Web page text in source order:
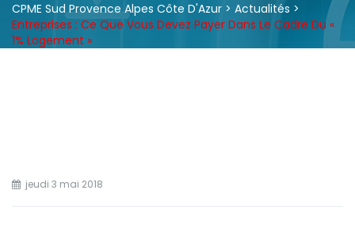
CPME Sud Provence Alpes Côte D'Azur > Actualités >
Entreprises : Ce Que Vous Devez Payer Dans Le Cadre Du «
1% Logement »
jeudi 3 mai 2018